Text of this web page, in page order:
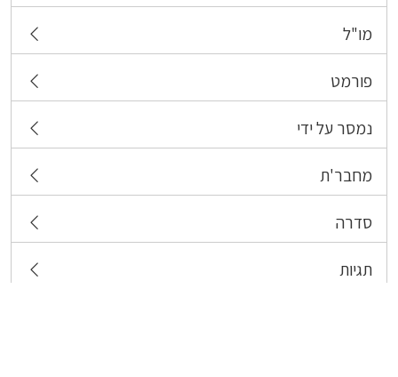
מו"ל
פורמט
נמסר על ידי
מחבר'ת
סדרה
תגיות